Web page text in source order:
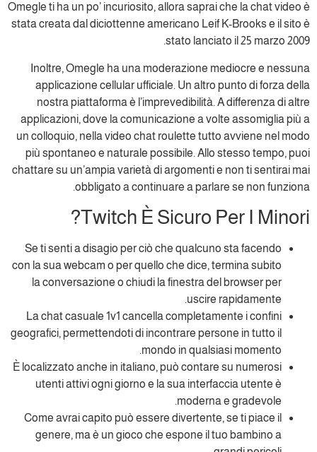
Omegle ti ha un po’ incuriosito, allora saprai che la chat video è
stata creata dal diciottenne americano Leif K-Brooks e il sito è
stato lanciato il 25 marzo 2009.
Inoltre, Omegle ha una moderazione mediocre e nessuna
applicazione cellular ufficiale. Un altro punto di forza della
nostra piattaforma è l’imprevedibilità. A differenza di altre
applicazioni, dove la comunicazione a volte assomiglia più a
un colloquio, nella video chat roulette tutto avviene nel modo
più spontaneo e naturale possibile. Allo stesso tempo, puoi
chattare su un’ampia varietà di argomenti e non ti sentirai mai
obbligato a continuare a parlare se non funziona.
Twitch È Sicuro Per I Minori?
Se ti senti a disagio per ciò che qualcuno sta facendo
con la sua webcam o per quello che dice, termina subito
la conversazione o chiudi la finestra del browser per
uscire rapidamente.
La chat casuale 1v1 cancella completamente i confini
geografici, permettendoti di incontrare persone in tutto il
mondo in qualsiasi momento.
È localizzato anche in italiano, può contare su numerosi
utenti attivi ogni giorno e la sua interfaccia utente è
moderna e gradevole.
Come avrai capito può essere divertente, se ti piace il
genere, ma è un gioco che espone il tuo bambino a